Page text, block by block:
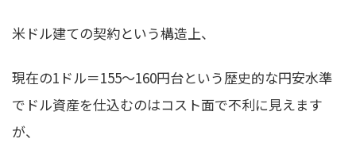
米ドル建ての契約という構造上、
現在の1ドル＝155〜160円台という歴史的な円安水準
でドル資産を仕込むのはコスト面で不利に見えます
が、